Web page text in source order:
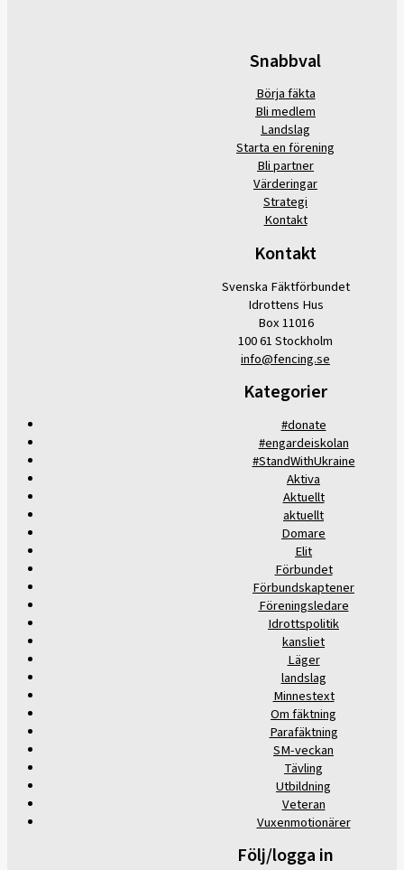
Snabbval
Börja fäkta
Bli medlem
Landslag
Starta en förening
Bli partner
Värderingar
Strategi
Kontakt
Kontakt
Svenska Fäktförbundet
Idrottens Hus
Box 11016
100 61 Stockholm
info@fencing.se
Kategorier
#donate
#engardeiskolan
#StandWithUkraine
Aktiva
Aktuellt
aktuellt
Domare
Elit
Förbundet
Förbundskaptener
Föreningsledare
Idrottspolitik
kansliet
Läger
landslag
Minnestext
Om fäktning
Parafäktning
SM-veckan
Tävling
Utbildning
Veteran
Vuxenmotionärer
Följ/logga in